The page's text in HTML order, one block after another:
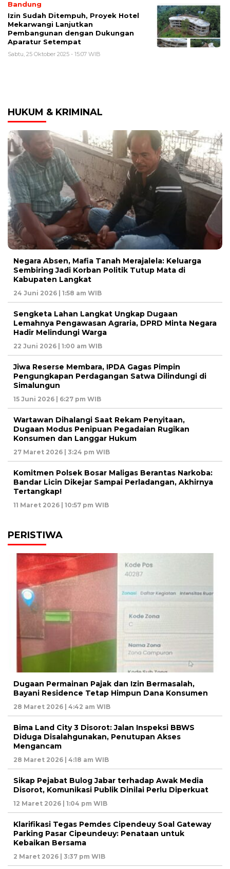
Bandung
Izin Sudah Ditempuh, Proyek Hotel
Mekarwangi Lanjutkan
Pembangunan dengan Dukungan
Aparatur Setempat
Sabtu, 25 Oktober 2025 - 15:07 WIB
HUKUM & KRIMINAL
Negara Absen, Mafia Tanah Merajalela: Keluarga
Sembiring Jadi Korban Politik Tutup Mata di
Kabupaten Langkat
24 Juni 2026 | 1:58 am WIB
Sengketa Lahan Langkat Ungkap Dugaan
Lemahnya Pengawasan Agraria, DPRD Minta Negara
Hadir Melindungi Warga
22 Juni 2026 | 1:00 am WIB
Jiwa Reserse Membara, IPDA Gagas Pimpin
Pengungkapan Perdagangan Satwa Dilindungi di
Simalungun
15 Juni 2026 | 6:27 pm WIB
Wartawan Dihalangi Saat Rekam Penyitaan,
Dugaan Modus Penipuan Pegadaian Rugikan
Konsumen dan Langgar Hukum
27 Maret 2026 | 3:24 pm WIB
Komitmen Polsek Bosar Maligas Berantas Narkoba:
Bandar Licin Dikejar Sampai Perladangan, Akhirnya
Tertangkap!
11 Maret 2026 | 10:57 pm WIB
PERISTIWA
Dugaan Permainan Pajak dan Izin Bermasalah,
Bayani Residence Tetap Himpun Dana Konsumen
28 Maret 2026 | 4:42 am WIB
Bima Land City 3 Disorot: Jalan Inspeksi BBWS
Diduga Disalahgunakan, Penutupan Akses
Mengancam
28 Maret 2026 | 4:18 am WIB
Sikap Pejabat Bulog Jabar terhadap Awak Media
Disorot, Komunikasi Publik Dinilai Perlu Diperkuat
12 Maret 2026 | 1:04 pm WIB
Klarifikasi Tegas Pemdes Cipendeuy Soal Gateway
Parking Pasar Cipeundeuy: Penataan untuk
Kebaikan Bersama
2 Maret 2026 | 3:37 pm WIB